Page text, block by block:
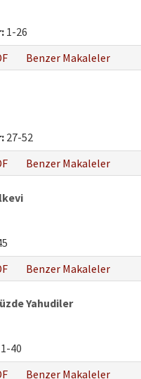
1-26
Benzer Makaleler
27-52
Benzer Makaleler
Benzer Makaleler
Yahudiler
1-40
Benzer Makaleler